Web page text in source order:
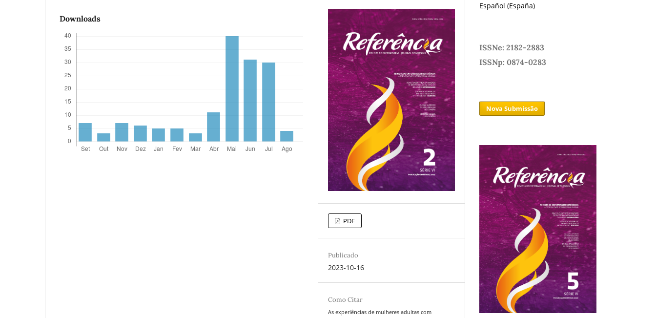
Downloads
PDF
Publicado
2023-10-16
Como Citar
As experiências de mulheres adultas com
Español (España)
ISSNe: 2182-2883
ISSNp: 0874-0283
Nova Submissão